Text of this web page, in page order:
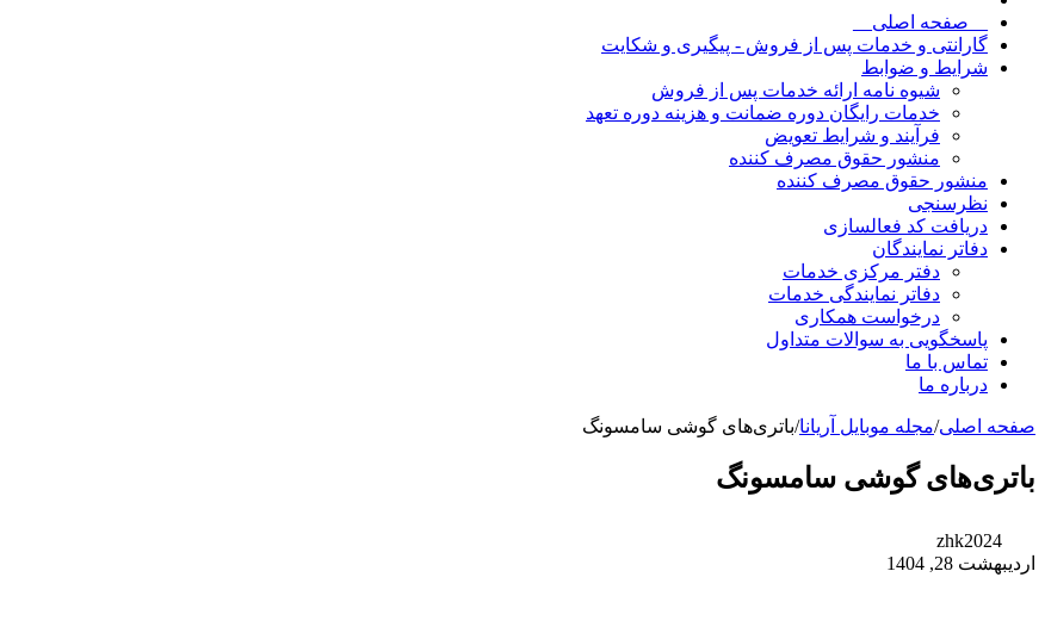
__صفحه اصلی__
گارانتی و خدمات پس از فروش - پیگیری و شکایت
شرایط و ضوابط
شیوه نامه ارائه خدمات پس از فروش
خدمات رایگان دوره ضمانت و هزینه دوره تعهد
فرآیند و شرایط تعویض
منشور حقوق مصرف کننده
منشور حقوق مصرف کننده
نظرسنجی
دریافت کد فعالسازی
دفاتر نمایندگان
دفتر مرکزی خدمات
دفاتر نمایندگی خدمات
درخواست همکاری
پاسخگویی به سوالات متداول
تماس با ما
درباره ما
صفحه اصلی/مجله موبایل آریانا/باتری‌های گوشی سامسونگ
باتری‌های گوشی سامسونگ
zhk2024
اردیبهشت 28, 1404